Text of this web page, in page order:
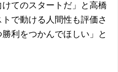
けてのスタートだ」と高橋
で動ける人間性も評価さ
利をつかんでほしい」と